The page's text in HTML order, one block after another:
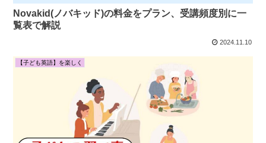
Novakid(ノバキッド)の料金をプラン、受講頻度別に一
覧表で解説
2024.11.10
【子ども英語】を楽しく